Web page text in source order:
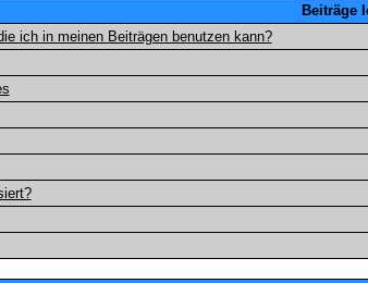
Beiträge
ich in meinen Beiträgen benutzen kann?